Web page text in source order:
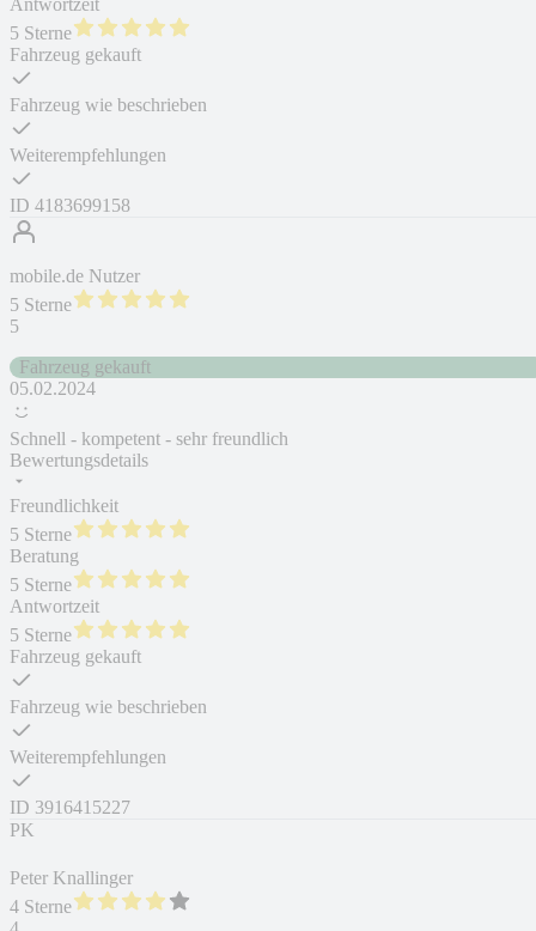
Antwortzeit
5 Sterne
Fahrzeug gekauft
Fahrzeug wie beschrieben
Weiterempfehlungen
ID 4183699158
mobile.de Nutzer
5 Sterne
5
Fahrzeug gekauft
05.02.2024
Schnell - kompetent - sehr freundlich
Bewertungsdetails
Freundlichkeit
5 Sterne
Beratung
5 Sterne
Antwortzeit
5 Sterne
Fahrzeug gekauft
Fahrzeug wie beschrieben
Weiterempfehlungen
ID 3916415227
PK
Peter Knallinger
4 Sterne